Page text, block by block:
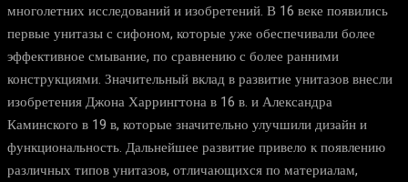
многолетних исследований и изобретений. В 16 веке появились
первые унитазы с сифоном, которые уже обеспечивали более
эффективное смывание, по сравнению с более ранними
конструкциями. Значительный вклад в развитие унитазов внесли
изобретения Джона Харрингтона в 16 в. и Александра
Каминского в 19 в, которые значительно улучшили дизайн и
функциональность. Дальнейшее развитие привело к появлению
различных типов унитазов, отличающихся по материалам,